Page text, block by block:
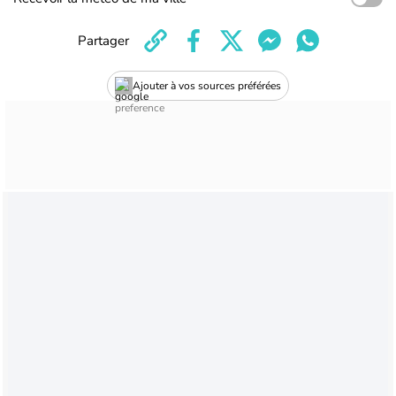
Ajouter à vos sources préférées
Partager